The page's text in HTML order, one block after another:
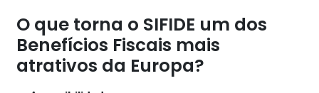
O que torna o SIFIDE um dos
Benefícios Fiscais mais
atrativos da Europa?